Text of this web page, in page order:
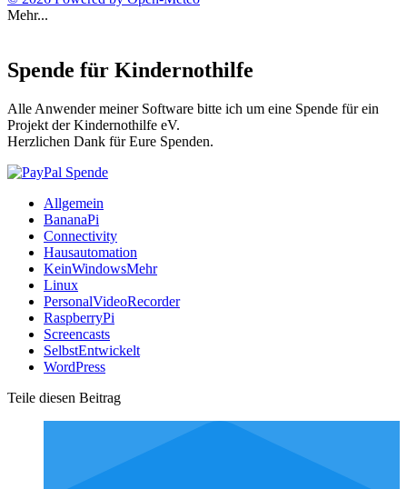
Mehr...
Spende für Kindernothilfe
Alle Anwender meiner Software bitte ich um eine Spende für ein
Projekt der Kindernothilfe eV.
Herzlichen Dank für Eure Spenden.
Allgemein
BananaPi
Connectivity
Hausautomation
KeinWindowsMehr
Linux
PersonalVideoRecorder
RaspberryPi
Screencasts
SelbstEntwickelt
WordPress
Teile diesen Beitrag